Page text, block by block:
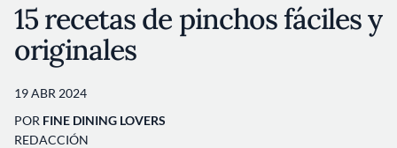
15 recetas de pinchos fáciles y
originales
19 ABR 2024
POR FINE DINING LOVERS
REDACCIÓN